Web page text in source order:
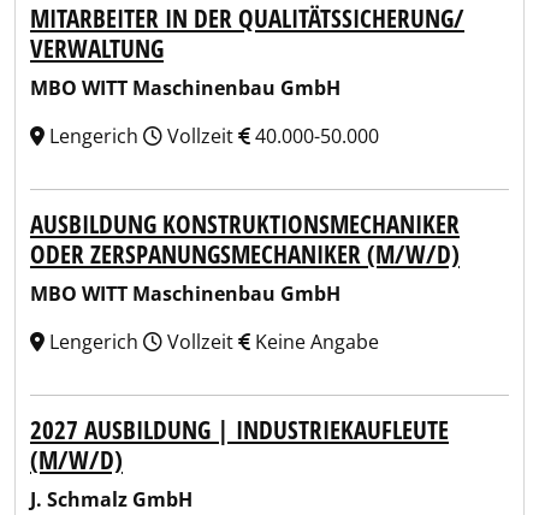
MITARBEITER IN DER QUALITÄTSSICHERUNG/
VERWALTUNG
MBO WITT Maschinenbau GmbH
Lengerich
Vollzeit 40.000-50.000
AUSBILDUNG KONSTRUKTIONSMECHANIKER
ODER ZERSPANUNGSMECHANIKER (M/W/D)
MBO WITT Maschinenbau GmbH
Lengerich
Vollzeit Keine Angabe
2027 AUSBILDUNG | INDUSTRIEKAUFLEUTE
(M/W/D)
J. Schmalz GmbH